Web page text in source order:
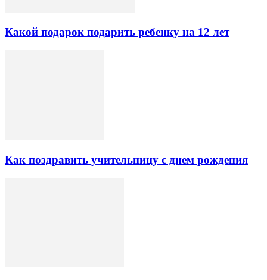
Какой подарок подарить ребенку на 12 лет
Как поздравить учительницу с днем рождения